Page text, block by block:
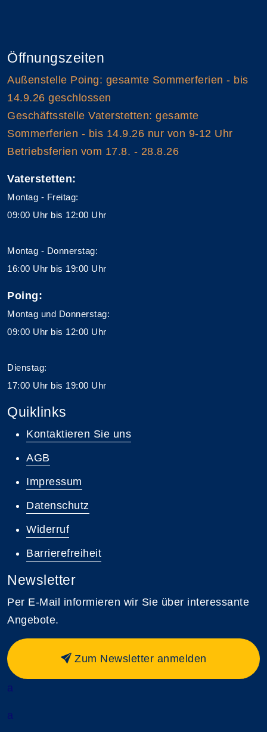
Öffnungszeiten
Außenstelle Poing: gesamte Sommerferien - bis
14.9.26 geschlossen
Geschäftsstelle Vaterstetten: gesamte
Sommerferien - bis 14.9.26 nur von 9-12 Uhr
Betriebsferien vom 17.8. - 28.8.26
Vaterstetten:
Montag - Freitag:
09:00 Uhr bis 12:00 Uhr
Montag - Donnerstag:
16:00 Uhr bis 19:00 Uhr
Poing:
Montag und Donnerstag:
09:00 Uhr bis 12:00 Uhr
Dienstag:
17:00 Uhr bis 19:00 Uhr
Quiklinks
Kontaktieren Sie uns
AGB
Impressum
Datenschutz
Widerruf
Barrierefreiheit
Newsletter
Per E-Mail informieren wir Sie über interessante
Angebote.
Zum Newsletter anmelden
a
a